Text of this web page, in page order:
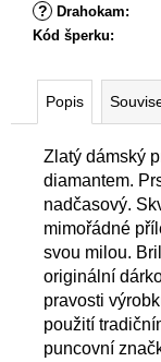
? Drahokam:
Kód šperku:
Popis
Zlatý dámský
diamantem.
nadčasový.
mimořádné
svou milou.
originální
pravosti
použití
puncovní